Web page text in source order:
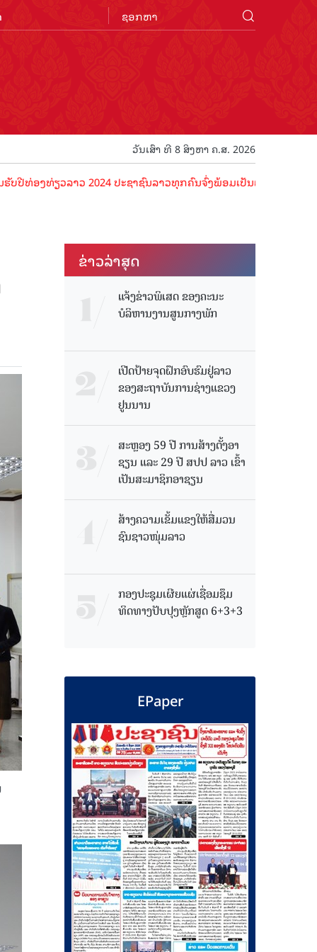
ວັນເສົາ ທີ 8 ສິງຫາ ຄ.ສ. 2026
ຽວລາວ 2024 ປະຊາຊົນລາວທຸກຄົນຈົ່ງພ້ອມເປັນເຈົ້າພາບທີ່ດີ ຕ້ອນຮັບ
ຂ່າວ​ລ່າ​ສຸດ
ແຈ້ງຂ່າວພິເສດ ຂອງຄະນະ
ບໍລິຫານງານສູນກາງພັກ
ເປີດປ້າຍຈຸດຝຶກອົບຮົມຢູ່ລາວ
ຂອງສະຖາບັນການຊ່າງແຂວງ
ຢູນນານ
ສະຫຼອງ 59 ປີ ການສ້າງຕັ້ງອາ
ຊຽນ ແລະ 29 ປີ ສປປ ລາວ ເຂົ້າ
ເປັນສະມາຊິກອາຊຽນ
ສ້າງຄວາມເຂັ້ມແຂງໃຫ້ສື່ມວນ
ຊົນຊາວໜຸ່ມລາວ
ກອງປະຊຸມເຜີຍແຜ່ເຊື່ອມຊຶມ
ທິດທາງປັບປຸງຫຼັກສູດ 6+3+3
EPaper